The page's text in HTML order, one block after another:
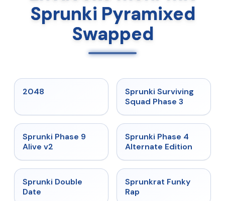
Sprunki Pyramixed
Swapped
2048 ★ 4.7
Sprunki Surviving
Squad Phase 3
★
Sprunki Phase 9
Alive v2
★
Sprunki Phase 4
Alternate Edition
★
Sprunki Double
Date
★ 4.7
Sprunkrat Funky
Rap